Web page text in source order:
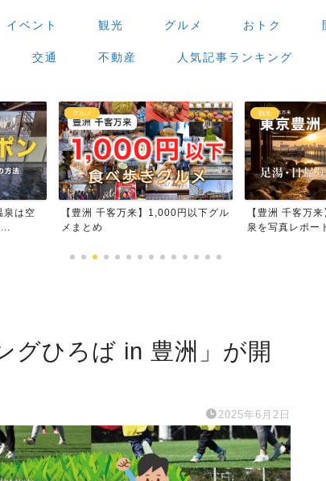
イベント 観光 グルメ おトク
交通 不動産 人気記事ランキング
下グル
観光
【豊洲 千客万来】足湯・日帰り温
泉を写真レポート
グルメ
【豊洲 千客万
場」で食べ歩き
グひろば in 豊洲」が開
2025年6月2日